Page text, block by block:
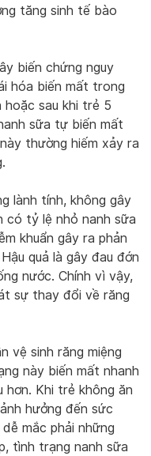
tăng sinh tế bào
biến chứng nguy
hóa biến mất trong
hoặc sau khi trẻ 5
sữa tự biến mất
thường hiếm xảy ra
lành tính, không gây
có tỷ lệ nhỏ nanh sữa
khuẩn gây ra phản
quả là gây đau đớn
nước. Chính vì vậy,
sự thay đổi về răng
vệ sinh răng miệng
này biến mất nhanh
hơn. Khi trẻ không ăn
hưởng đến sức
mắc phải những
tình trạng nanh sữa